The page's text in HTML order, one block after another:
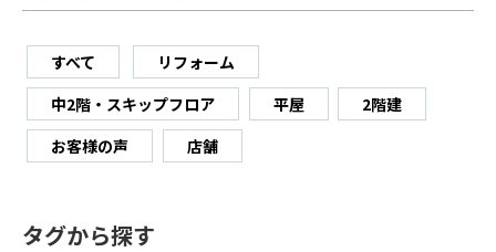
すべて
リフォーム
中2階・スキップフロア
平屋
2階建
お客様の声
店舗
タグから探す